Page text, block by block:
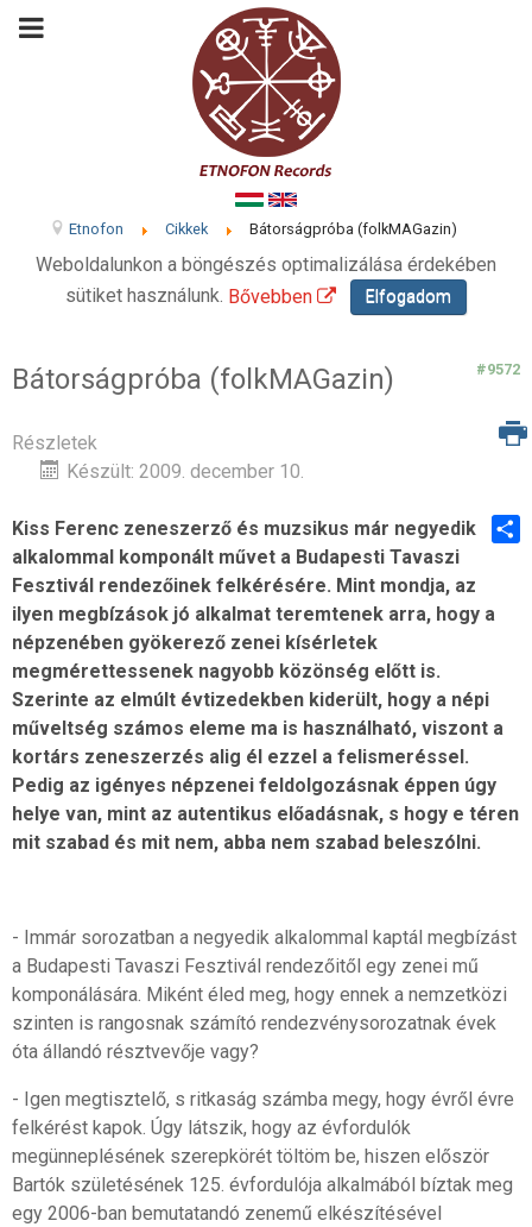
Etnofon Cikkek Bátorságpróba (folkMAGazin)
Weboldalunkon a böngészés optimalizálása érdekében
sütiket használunk. Bővebben Elfogadom
Bátorságpróba (folkMAGazin) #9572
Részletek
Készült: 2009. december 10.
Kiss Ferenc zeneszerző és muzsikus már negyedik
alkalommal komponált művet a Budapesti Tavaszi
Fesztivál rendezőinek felkérésére. Mint mondja, az
ilyen megbízások jó alkalmat teremtenek arra, hogy a
népzenében gyökerező zenei kísérletek
megmérettessenek nagyobb közönség előtt is.
Szerinte az elmúlt évtizedekben kiderült, hogy a népi
műveltség számos eleme ma is használható, viszont a
kortárs zeneszerzés alig él ezzel a felismeréssel.
Pedig az igényes népzenei feldolgozásnak éppen úgy
helye van, mint az autentikus előadásnak, s hogy e téren
mit szabad és mit nem, abba nem szabad beleszólni.
- Immár sorozatban a negyedik alkalommal kaptál megbízást
a Budapesti Tavaszi Fesztivál rendezőitől egy zenei mű
komponálására. Miként éled meg, hogy ennek a nemzetközi
szinten is rangosnak számító rendezvénysorozatnak évek
óta állandó résztvevője vagy?
- Igen megtisztelő, s ritkaság számba megy, hogy évről évre
felkérést kapok. Úgy látszik, hogy az évfordulók
megünneplésének szerepkörét töltöm be, hiszen először
Bartók születésének 125. évfordulója alkalmából bíztak meg
egy 2006-ban bemutatandó zenemű elkészítésével